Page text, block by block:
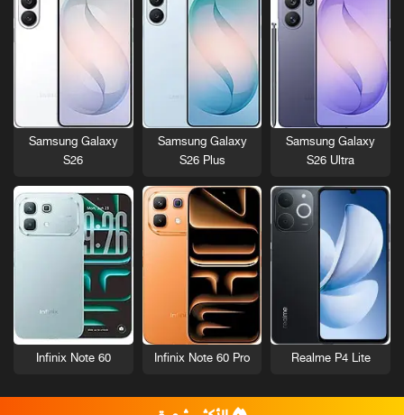
Samsung Galaxy
S26 Ultra
Samsung Galaxy
S26 Plus
Samsung Galaxy
S26
Realme P4 Lite
Infinix Note 60 Pro
Infinix Note 60